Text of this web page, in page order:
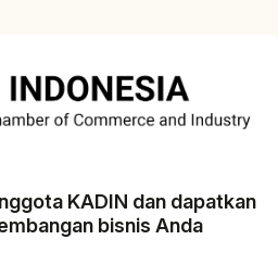
KADIN dan dapatkan
bisnis Anda